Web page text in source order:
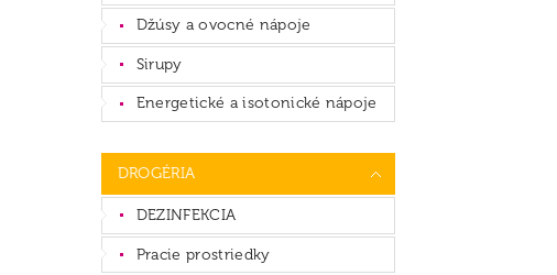
Džúsy a ovocné nápoje
Sirupy
Energetické a isotonické nápoje
DROGÉRIA
DEZINFEKCIA
Pracie prostriedky